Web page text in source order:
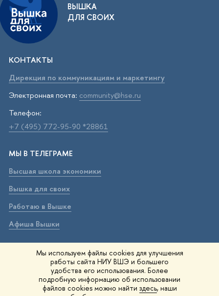
Мы используем файлы cookies для улучшения
работы сайта НИУ ВШЭ и большего
удобства его использования. Более
подробную информацию об использовании
файлов cookies можно найти здесь, наши
ВЫШКА
ДЛЯ СВОИХ
КОНТАКТЫ
Дирекция по коммуникациям и маркетингу
Электронная почта: community@hse.ru
Телефон:
+7 (495) 772-95-90 *28861
МЫ В ТЕЛЕГРАМЕ
Высшая школа экономики
Вышка для своих
Работаю в Вышке
Афиша Вышки
ВЫШКА В МАХ
Высшая школа экономики
Вышка для своих